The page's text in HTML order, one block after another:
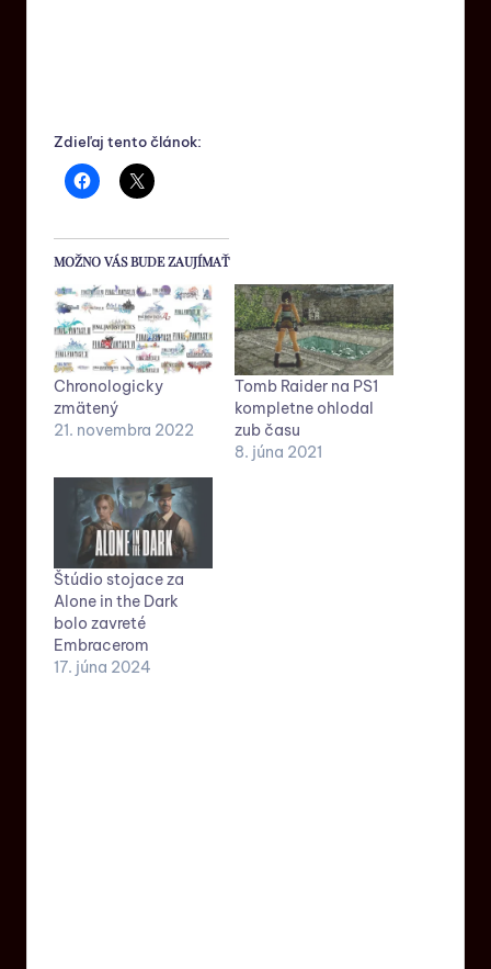
Zdieľaj tento článok:
MOŽNO VÁS BUDE ZAUJÍMAŤ
Chronologicky
zmätený
21. novembra 2022
Tomb Raider na PS1
kompletne ohlodal
zub času
8. júna 2021
Štúdio stojace za
Alone in the Dark
bolo zavreté
Embracerom
17. júna 2024